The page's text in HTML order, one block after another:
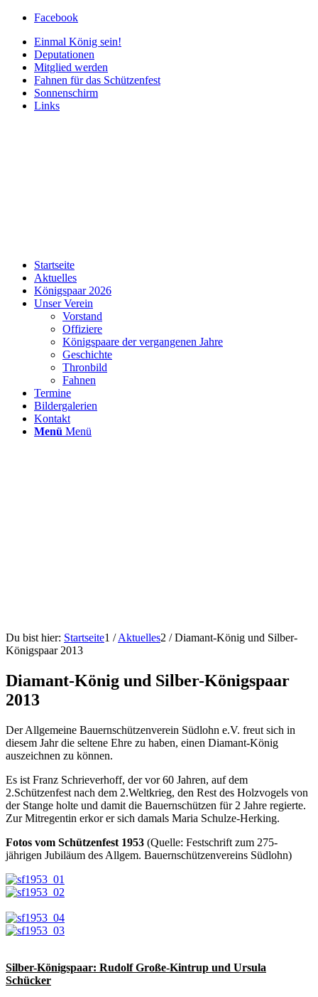
Facebook
Einmal König sein!
Deputationen
Mitglied werden
Fahnen für das Schützenfest
Sonnenschirm
Links
Startseite
Aktuelles
Königspaar 2026
Unser Verein
Vorstand
Offiziere
Königspaare der vergangenen Jahre
Geschichte
Thronbild
Fahnen
Termine
Bildergalerien
Kontakt
Menü Menü
Du bist hier: Startseite1 / Aktuelles2 / Diamant-König und Silber-
Königspaar 2013
Diamant-König und Silber-Königspaar
2013
Der Allgemeine Bauernschützenverein Südlohn e.V. freut sich in
diesem Jahr die seltene Ehre zu haben, einen Diamant-König
auszeichnen zu können.
Es ist Franz Schrieverhoff, der vor 60 Jahren, auf dem
2.Schützenfest nach dem 2.Weltkrieg, den Rest des Holzvogels von
der Stange holte und damit die Bauernschützen für 2 Jahre regierte.
Zur Mitregentin erkor er sich damals Maria Schulze-Herking.
Fotos vom Schützenfest 1953 (Quelle: Festschrift zum 275-
jährigen Jubiläum des Allgem. Bauernschützenvereins Südlohn)
Silber-Königspaar: Rudolf Große-Kintrup und Ursula
Schücker